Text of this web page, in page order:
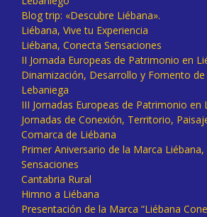
Blog trip: «Descubre Liébana».
Liébana, Vive tu Experiencia
Liébana, Conecta Sensaciones
II Jornada Europeas de Patrimonio en
Dinamización, Desarrollo y Fomento de
Lebaniega
III Jornadas Europeas de Patrimonio en
Jornadas de Conexión, Territorio,
Comarca de Liébana
Primer Aniversario de la Marca Liébana,
Sensaciones
Cantabria Rural
Himno a Liébana
Presentación de la Marca “Liébana